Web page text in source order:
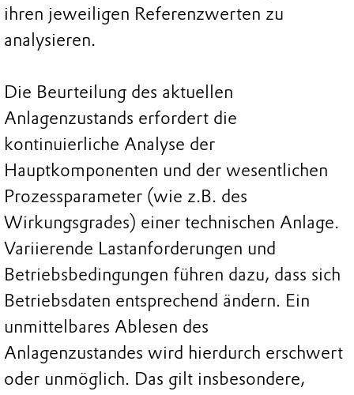
ihren jeweiligen Referenzwerten zu
analysieren.
Die Beurteilung des aktuellen
Anlagenzustands erfordert die
kontinuierliche Analyse der
Hauptkomponenten und der wesentlichen
Prozessparameter (wie z.B. des
Wirkungsgrades) einer technischen Anlage.
Variierende Lastanforderungen und
Betriebsbedingungen führen dazu, dass sich
Betriebsdaten entsprechend ändern. Ein
unmittelbares Ablesen des
Anlagenzustandes wird hierdurch erschwert
oder unmöglich. Das gilt insbesondere,